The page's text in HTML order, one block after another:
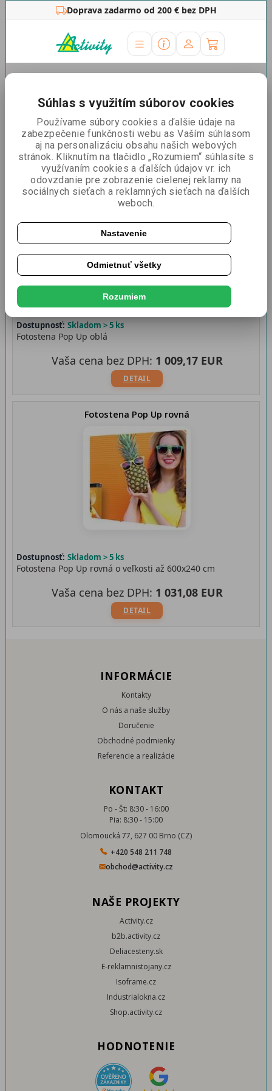
Doprava zadarmo od 200 € bez DPH
Fotostena Pop-Up
Zoradiť podľa: Nejlevnější Nejdražší Nejprodávanější
Fotostěna Pop Up oblá
Dostupnosť: Skladom > 5 ks
Fotostena Pop Up oblá
DETAIL
Vaša cena bez DPH: 1 009,17 EUR
Fotostena Pop Up rovná
Dostupnosť: Skladom > 5 ks
Fotostena Pop Up rovná o veľkosti až 600x240 cm
DETAIL
Vaša cena bez DPH: 1 031,08 EUR
INFORMÁCIE
Kontakty
O nás a naše služby
Doručenie
Obchodné podmienky
Referencie a realizácie
KONTAKT
Po - Št: 8:30 - 16:00
Pia: 8:30 - 15:00
Olomoucká 77, 627 00 Brno (CZ)
+420 548 211 748
obchod@activity.cz
NAŠE PROJEKTY
Activity.cz
b2b.activity.cz
Deliacesteny.sk
E-reklamnistojany.cz
Isoframe.cz
Industrialokna.cz
Shop.activity.cz
HODNOTENIE
Súhlas s využitím súborov cookies
Používame súbory cookies a ďalšie údaje na
zabezpečenie funkčnosti webu as Vaším súhlasom
aj na personalizáciu obsahu našich webových
stránok. Kliknutím na tlačidlo „Rozumiem“ súhlasíte s
využívaním cookies a ďalších údajov vr. ich
odovzdanie pre zobrazenie cielenej reklamy na
sociálnych sieťach a reklamných sieťach na ďalších
weboch.
Nastavenie
Odmietnuť všetky
Rozumiem